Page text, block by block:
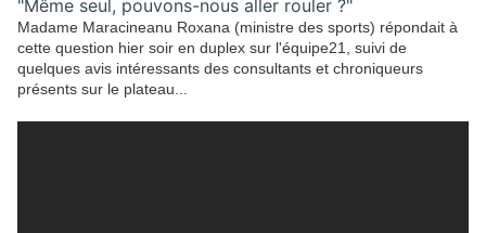
"Même seul, pouvons-nous aller rouler ?"
Madame Maracineanu Roxana (ministre des sports) répondait à
cette question hier soir en duplex sur l'équipe21, suivi de
quelques avis intéressants des consultants et chroniqueurs
présents sur le plateau...